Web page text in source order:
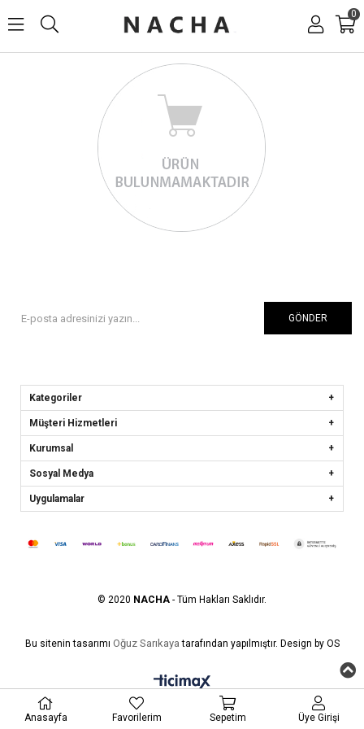
0
GÖNDER
Kategoriler
Müşteri Hizmetleri
Kurumsal
Sosyal Medya
Uygulamalar
© 2020 NACHA - Tüm Hakları Saklıdır.
Bu sitenin tasarımı Oğuz Sarıkaya tarafından yapılmıştır. Design by OS
Anasayfa Favorilerim Sepetim Üye Girişi